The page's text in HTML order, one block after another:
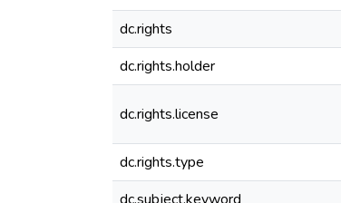
dc.rights
dc.rights.holder
dc.rights.license
dc.rights.type